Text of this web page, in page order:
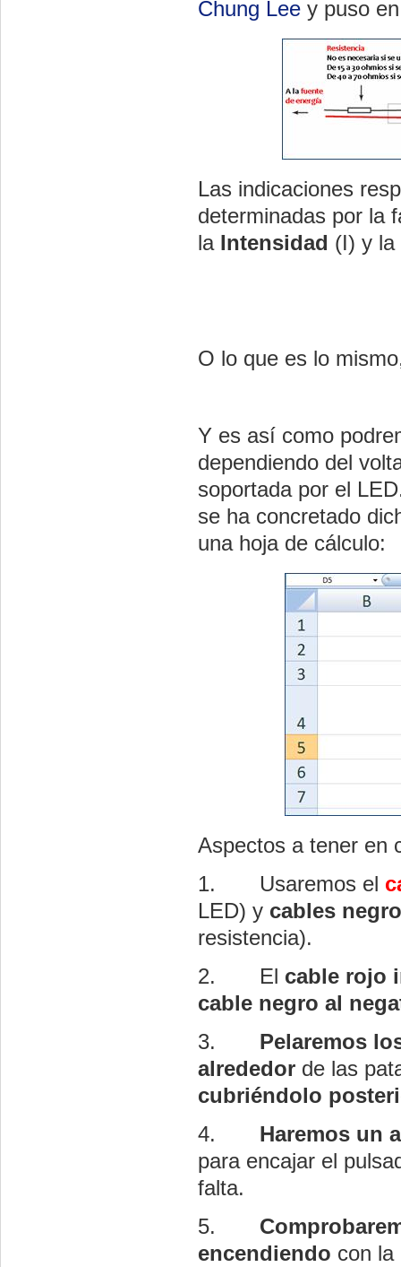
Chung Lee y puso
Las indicaciones
determinadas por la
la Intensidad (I) y la
O lo que es lo
Y es así como
dependiendo del
soportada por el
se ha concretado
una hoja de cálculo:
Aspectos a tener en
1.
Usaremos el
LED) y cables
resistencia).
2.
El cable rojo
cable negro al
3.
Pelaremos
alrededor de las
cubriéndolo
4.
Haremos un
para encajar el
falta.
5.
encendiendo con la